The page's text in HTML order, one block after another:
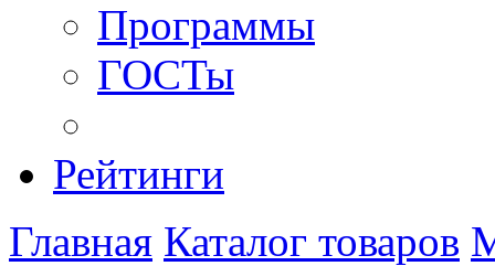
Программы
ГОСТы
Рейтинги
Главная Каталог товаров